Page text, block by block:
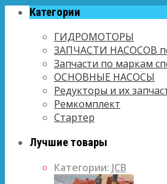
Категории
ГИДРОМОТОРЫ
ЗАПЧАСТИ НАСОСОВ
Запчасти по маркам
ОСНОВНЫЕ НАСОСЫ
Редукторы и их
Ремкомплект
Стартер
Лучшие товары
Категории: JCB